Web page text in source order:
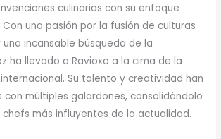
culinarias con su enfoque
una pasión por la fusión de culturas
incansable búsqueda de la
ha llevado a Ravioxo a la cima de la
Su talento y creatividad han
con múltiples galardones, consolidándolo
más influyentes de la actualidad.